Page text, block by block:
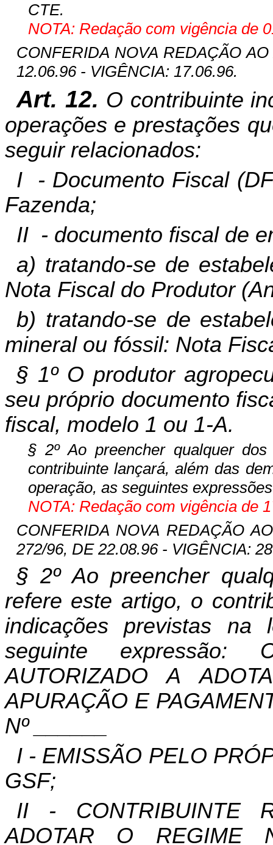
CTE.
NOTA: Redação com vigência de
CONFERIDA NOVA REDAÇÃO
12.06.96 - VIGÊNCIA: 17.06.96.
Art. 12. O contribuinte
operações e prestações
seguir relacionados:
I
- Documento Fiscal
Fazenda;
II - documento fiscal de
a) tratando-se de
Nota Fiscal do Produtor
b) tratando-se de
mineral ou fóssil: Nota
§ 1º O produtor
seu próprio documento
fiscal, modelo 1 ou 1-A.
§ 2º Ao preencher qualquer
contribuinte lançará, além das
operação, as seguintes
NOTA: Redação com vigência de
CONFERIDA NOVA REDAÇÃO
272/96, DE 22.08.96 - VIGÊNCIA:
§ 2º Ao preencher
refere este artigo, o
indicações previstas na
seguinte expressão:
AUTORIZADO A
APURAÇÃO E
Nº ______
I - EMISSÃO PELO
GSF;
II - CONTRIBUINTE
ADOTAR O REGIME